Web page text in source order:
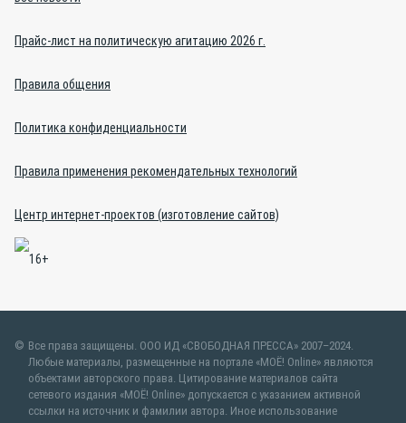
Прайс-лист на политическую агитацию 2026 г.
Правила общения
Политика конфиденциальности
Правила применения рекомендательных технологий
Центр интернет-проектов (изготовление сайтов)
Все права защищены. ООО ИД «СВОБОДНАЯ ПРЕССА» 2007–2024.
Любые материалы, размещенные на портале «МОЁ! Online» являются
объектами авторского права. Цитирование материалов сайта
сетевого издания «МОЁ! Online» допускается с указанием активной
ссылки на источник и фамилии автора. Иное использование